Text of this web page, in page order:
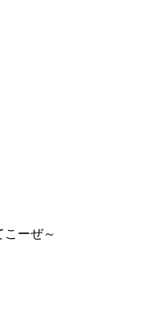
ーぜ～